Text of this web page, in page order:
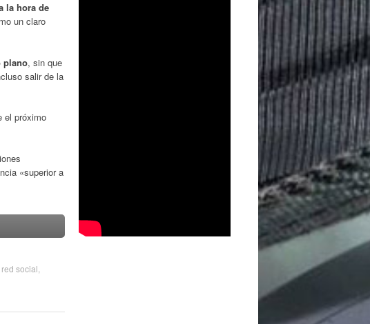
la hora de
un claro
plano, sin que
salir de la
el próximo
«superior a
red social